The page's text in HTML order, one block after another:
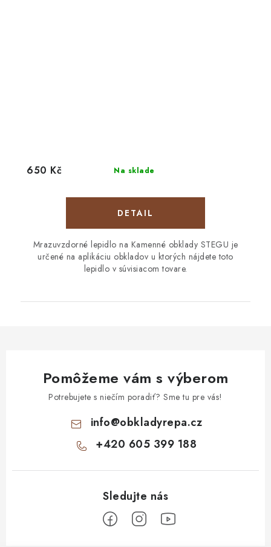
Na sklade
650 Kč
DETAIL
Mrazuvzdorné lepidlo na Kamenné obklady STEGU je
určené na aplikáciu obkladov u ktorých nájdete toto
lepidlo v súvisiacom tovare.
Pomôžeme vám s výberom
Potrebujete s niečím poradiť? Sme tu pre vás!
info@obkladyrepa.cz
+420 605 399 188